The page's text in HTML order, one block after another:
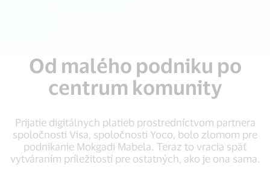
Od malého podniku po
centrum komunity
Prijatie digitálnych platieb prostredníctvom partnera
spoločnosti Visa, spoločnosti Yoco, bolo zlomom pre
podnikanie Mokgadi Mabela. Teraz to vracia späť
vytváraním príležitostí pre ostatných, ako je ona sama.